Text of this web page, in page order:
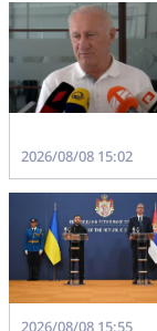
2026/08/08 15:02
2026/08/08 15:55